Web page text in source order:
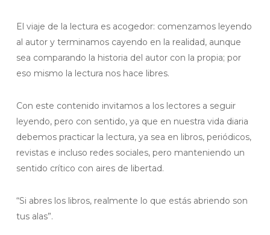
El viaje de la lectura es acogedor: comenzamos leyendo
al autor y terminamos cayendo en la realidad, aunque
sea comparando la historia del autor con la propia; por
eso mismo la lectura nos hace libres.
Con este contenido invitamos a los lectores a seguir
leyendo, pero con sentido, ya que en nuestra vida diaria
debemos practicar la lectura, ya sea en libros, periódicos,
revistas e incluso redes sociales, pero manteniendo un
sentido crítico con aires de libertad.
“Si abres los libros, realmente lo que estás abriendo son
tus alas”.